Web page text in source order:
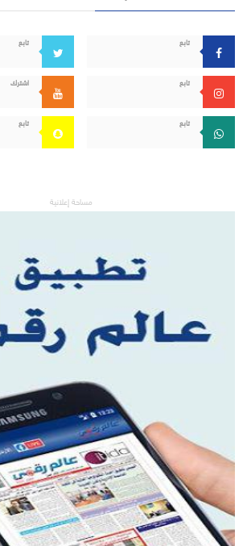
تابع تابع
تابع اشترك
تابع تابع
مساحة إعلانية